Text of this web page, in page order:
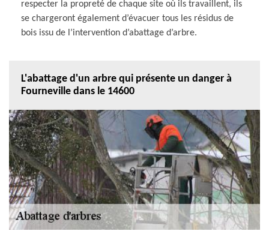
respecter la propreté de chaque site où ils travaillent, ils
se chargeront également d’évacuer tous les résidus de
bois issu de l’intervention d’abattage d’arbre.
L'abattage d'un arbre qui présente un danger à
Fourneville dans le 14600